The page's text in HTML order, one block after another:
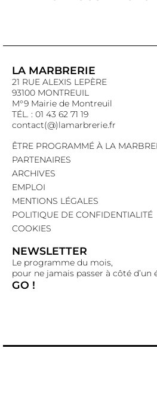
LA MARBRERIE
21 RUE ALEXIS LEPÈRE
93100 MONTREUIL
M°9 Mairie de Montreuil
TÉL. : 01 43 62 71 19
contact(@)lamarbrerie.fr
ÊTRE PROGRAMMÉ À LA
PARTENAIRES
ARCHIVES
EMPLOI
MENTIONS LÉGALES
POLITIQUE DE CONFIDENTIALITÉ
COOKIES
NEWSLETTER
Le programme du mois,
pour ne jamais passer à côté d’un
GO !